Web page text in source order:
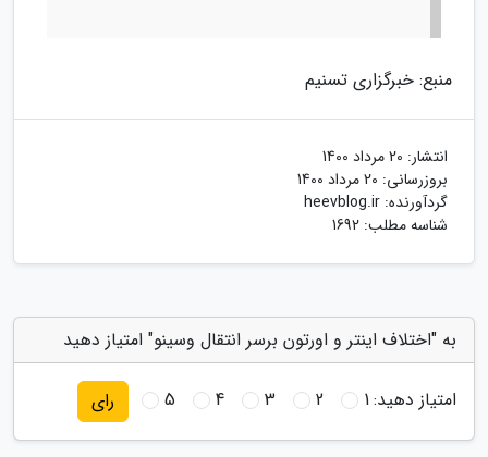
منبع: خبرگزاری تسنیم
انتشار: 20 مرداد 1400
بروزرسانی: 20 مرداد 1400
گردآورنده: heevblog.ir
شناسه مطلب: 1692
به "اختلاف اینتر و اورتون برسر انتقال وسینو" امتیاز دهید
امتیاز دهید:1
2
3
4
5 رای